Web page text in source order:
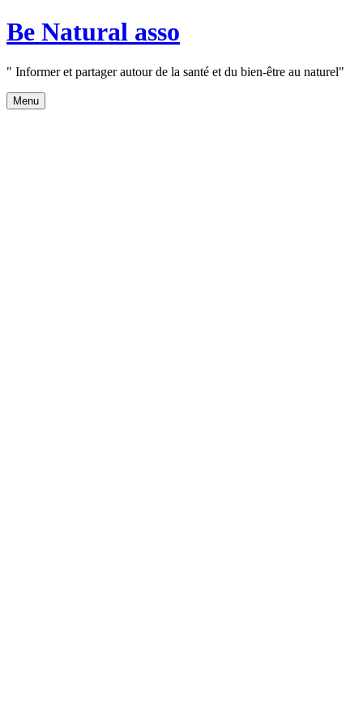
Aller
au
Be Natural asso
" Informer et partager autour de la santé et du bien-être au naturel"
Menu